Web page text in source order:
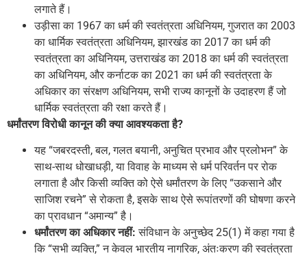
लगाते हैं।
उड़ीसा का 1967 का धर्म की स्वतंत्रता अधिनियम, गुजरात का 2003
का धार्मिक स्वतंत्रता अधिनियम, झारखंड का 2017 का धर्म की
स्वतंत्रता का अधिनियम, उत्तराखंड का 2018 का धर्म की स्वतंत्रता
का अधिनियम, और कर्नाटक का 2021 का धर्म की स्वतंत्रता के
अधिकार का संरक्षण अधिनियम, सभी राज्य कानूनों के उदाहरण हैं जो
धार्मिक स्वतंत्रता की रक्षा करते हैं।
धर्मांतरण विरोधी कानून की क्या आवश्यकता है?
यह “जबरदस्ती, बल, गलत बयानी, अनुचित प्रभाव और प्रलोभन” के
साथ-साथ धोखाधड़ी, या विवाह के माध्यम से धर्म परिवर्तन पर रोक
लगाता है और किसी व्यक्ति को ऐसे धर्मांतरण के लिए “उकसाने और
साजिश रचने” से रोकता है, इसके साथ ऐसे रूपांतरणों की घोषणा करने
का प्रावधान “अमान्य” है।
धर्मांतरण का अधिकार नहीं:संविधान के अनुच्छेद 25(1) में कहा गया है
कि “सभी व्यक्ति,” न केवल भारतीय नागरिक, अंतःकरण की स्वतंत्रता